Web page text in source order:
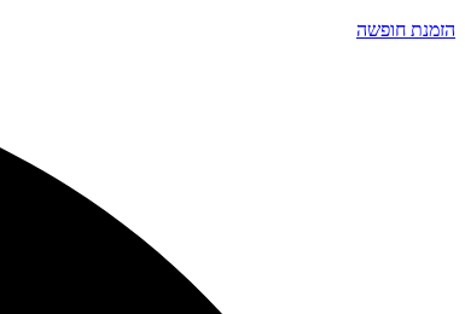
הזמנת חופשה